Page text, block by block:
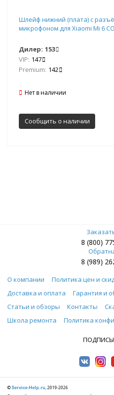
Шлейф нижний (плата) с
микрофоном для Xiaomi Mi 6
Дилер: 153
VIP: 147
Premium: 142
Нет в наличии
Сообщить о наличии
8 (800)
8 (989)
О компании Политика цен и
Доставка и оплата
Гарантия и
Статьи и обзоры
Контакты
Школа ремонта
Политика
© Service-Help.ru, 2019-2026